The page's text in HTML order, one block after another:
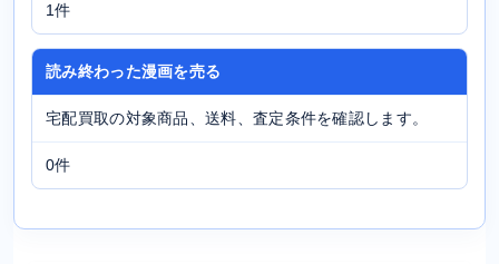
1件
読み終わった漫画を売る
宅配買取の対象商品、送料、査定条件を確認します。
0件